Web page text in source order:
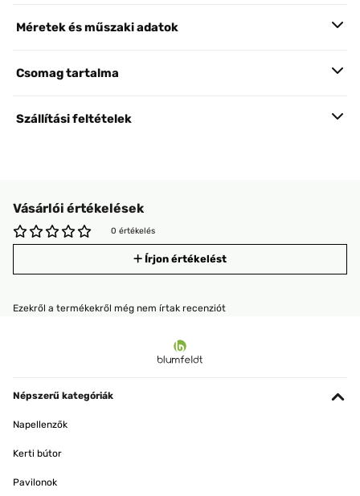
Méretek és műszaki adatok
Csomag tartalma
Szállítási feltételek
Vásárlói értékelések
0 értékelés
Írjon értékelést
Ezekről a termékekről még nem írtak recenziót
Népszerű kategóriák
Napellenzők
Kerti bútor
Pavilonok